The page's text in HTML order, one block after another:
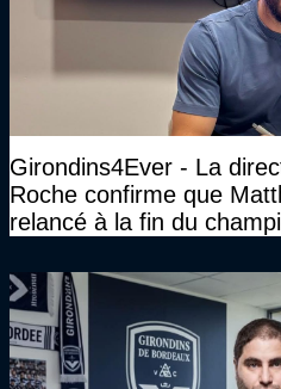
Girondins4Ever - La
Roche confirme que
relancé à la fin du